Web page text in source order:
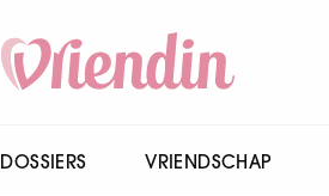
DOSSIERS VRIENDSCHAP